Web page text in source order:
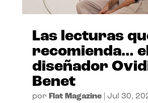
Las lecturas
recomienda…
diseñador
Benet
por Flat Magazine| Jul 30,